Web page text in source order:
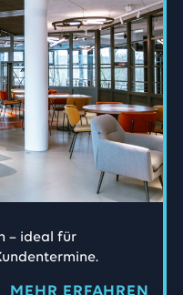
– ideal für